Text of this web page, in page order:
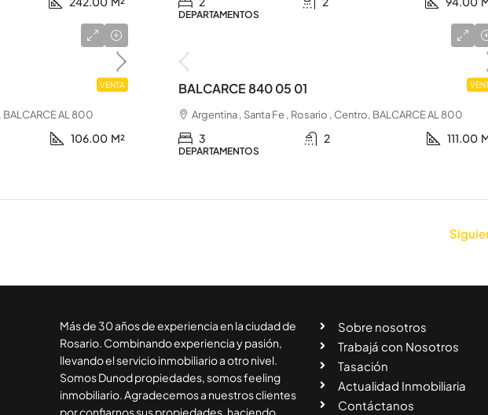
DEPARTAMENTOS
VENTA
AL 800
106.00 M²
BALCARCE 840 05 01
Argentina , Santa Fe , Rosario , Centro, BALCARCE AL 800
3 2 111.00
DEPARTAMENTOS
Más de 30 años de experiencia en la ciudad de
Rosario. Combinando experiencia y pasión,
llevando el servicio inmobiliario a otro nivel.
Somos Dunod propiedades, somos feeling
inmobiliario. Agradecemos a nuestros clientes
por confiarnos sus propiedades, haciendo
Sobre nosotros
Trabajá con Nosotros
Tasación
Actualidad Inmobiliaria
Contáctanos